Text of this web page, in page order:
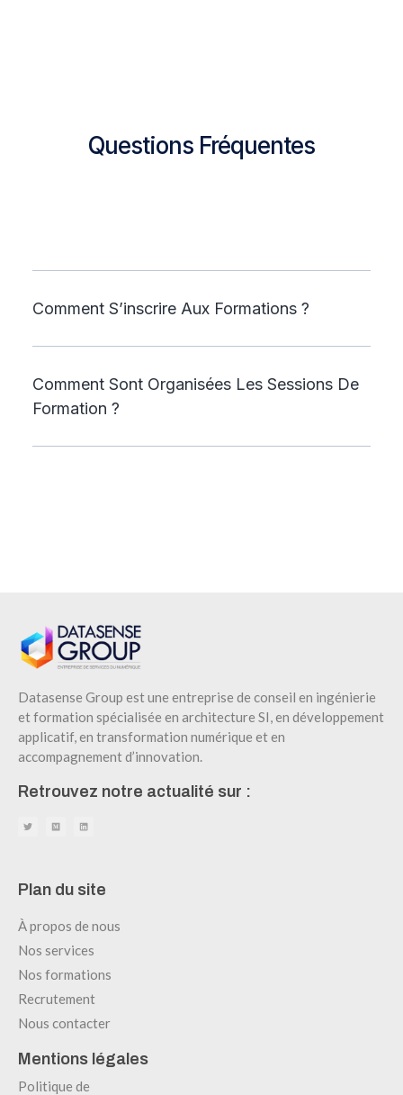
Questions Fréquentes
Comment S’inscrire Aux Formations ?
Comment Sont Organisées Les Sessions De
Formation ?
Datasense Group est une entreprise de conseil en ingénierie
et formation spécialisée en architecture SI, en développement
applicatif, en transformation numérique et en
accompagnement d’innovation.
Retrouvez notre actualité sur :
Plan du site
À propos de nous
Nos services
Nos formations
Recrutement
Nous contacter
Mentions légales
Politique de